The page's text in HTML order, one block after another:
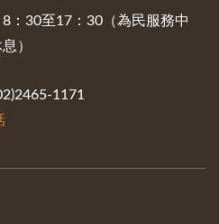
8：30至17：30（為民服務中
）
1171